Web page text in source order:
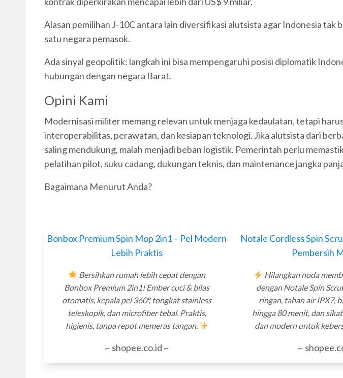
Alasan pemilihan J-10C antara lain diversifikasi alutsista agar Indonesia tak
satu negara pemasok.
Ada sinyal geopolitik: langkah ini bisa mempengaruhi posisi diplomatik
hubungan dengan negara Barat.
Opini Kami
Modernisasi militer memang relevan untuk menjaga kedaulatan, tetapi
interoperabilitas, perawatan, dan kesiapan teknologi. Jika alutsista dari
saling mendukung, malah menjadi beban logistik. Pemerintah perlu
pelatihan pilot, suku cadang, dukungan teknis, dan maintenance jangka
Bagaimana Menurut Anda?
Bonbox Premium Spin Mop 2in1 – Pel Modern
Lebih Praktis
Bersihkan rumah lebih cepat dengan
Bonbox Premium 2in1! Ember cuci & bilas
otomatis, kepala pel 360°, tongkat stainless
teleskopik, dan microfiber tebal. Praktis,
higienis, tanpa repot memeras tangan.
~ shopee.co.id ~
Notale Cordless Spin
Pembersih
Hilangkan noda
dengan Notale Spin
ringan, tahan air IPX7,
hingga 80 menit, dan
dan modern untuk
~